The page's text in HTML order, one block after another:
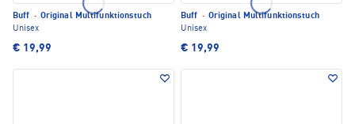
Buff · Original Multifunktionstuch
Unisex
€ 19,99
Buff · Original Multifunktionstuch
Unisex
€ 19,99